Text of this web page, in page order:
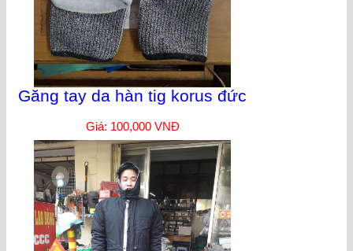
Găng tay da hàn tig korus đức
Giá: 100,000 VNĐ